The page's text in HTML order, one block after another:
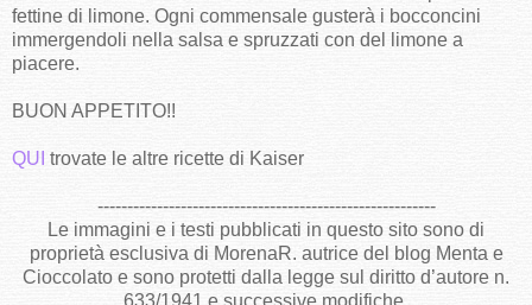
fettine di limone. Ogni commensale gusterà i bocconcini
immergendoli nella salsa e spruzzati con del limone a
piacere.
BUON APPETITO!!
QUI trovate le altre ricette di Kaiser
---------------------------------------------------------
Le immagini e i testi pubblicati in questo sito sono di
proprietà esclusiva di MorenaR. autrice del blog Menta e
Cioccolato e sono protetti dalla legge sul diritto d’autore n.